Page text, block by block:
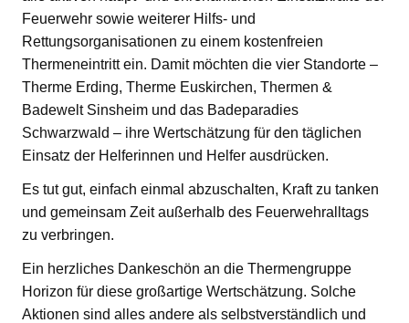
Feuerwehr sowie weiterer Hilfs- und
Rettungsorganisationen zu einem kostenfreien
Thermeneintritt ein. Damit möchten die vier Standorte –
Therme Erding, Therme Euskirchen, Thermen &
Badewelt Sinsheim und das Badeparadies
Schwarzwald – ihre Wertschätzung für den täglichen
Einsatz der Helferinnen und Helfer ausdrücken.
Es tut gut, einfach einmal abzuschalten, Kraft zu tanken
und gemeinsam Zeit außerhalb des Feuerwehralltags
zu verbringen.
Ein herzliches Dankeschön an die Thermengruppe
Horizon für diese großartige Wertschätzung. Solche
Aktionen sind alles andere als selbstverständlich und